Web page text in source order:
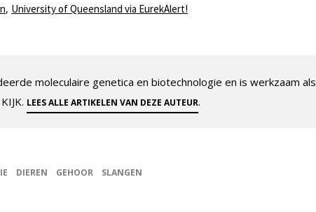
, University of Queensland via EurekAlert!
moleculaire genetica en biotechnologie en is werkzaam als
LEES ALLE ARTIKELEN VAN DEZE AUTEUR.
DIEREN GEHOOR SLANGEN